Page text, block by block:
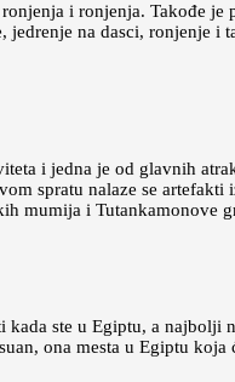
i ronjenja. Takođe
na dasci, ronjenje i
i jedna je od glavnih
spratu nalaze se
mumija i Tutankamonove
ste u Egiptu, a
ona mesta u Egiptu